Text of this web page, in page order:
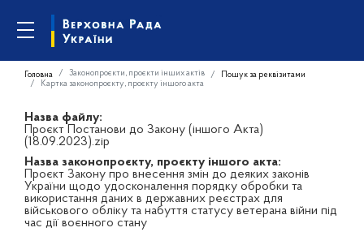
Головна Законопроєкти, проєкти інших актів
Пошук за реквізитами
Картка законопроєкту, проєкту іншого акта
Назва файлу:
Проєкт Постанови до Закону (іншого Акта)
(18.09.2023).zip
Назва законопроєкту, проєкту іншого акта:
Проєкт Закону про внесення змін до деяких законів
України щодо удосконалення порядку обробки та
використання даних в державних реєстрах для
військового обліку та набуття статусу ветерана війни під
час дії воєнного стану